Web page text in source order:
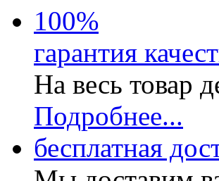
100%
гарантия
На весь товар
Подробнее...
бесплатная